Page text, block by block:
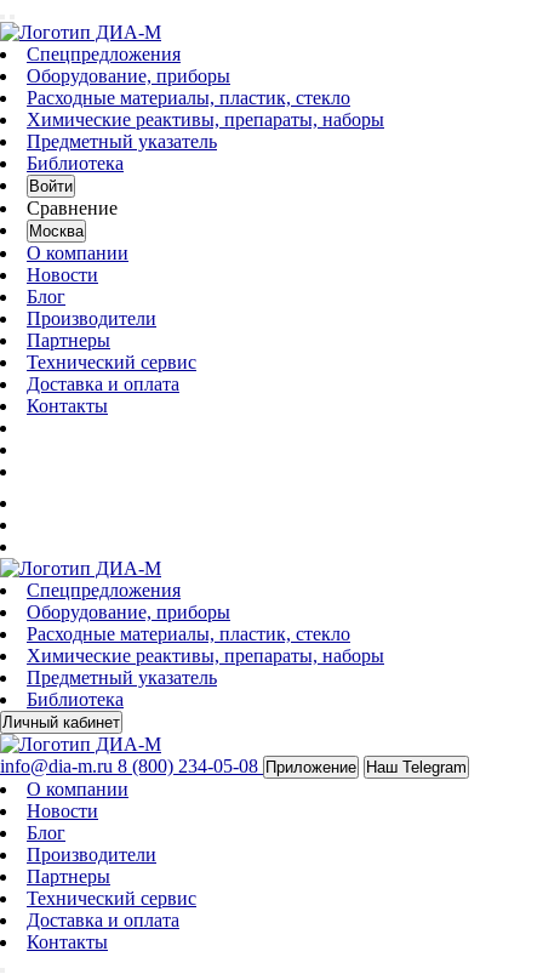
Спецпредложения
Оборудование, приборы
Расходные материалы, пластик, стекло
Химические реактивы, препараты, наборы
Предметный указатель
Библиотека
Войти
Сравнение
Москва
О компании
Новости
Блог
Производители
Партнеры
Технический сервис
Доставка и оплата
Контакты
Спецпредложения
Оборудование, приборы
Расходные материалы, пластик, стекло
Химические реактивы, препараты, наборы
Предметный указатель
Библиотека
Личный кабинет
info@dia-m.ru 8 (800) 234-05-08 Приложение Наш Telegram
О компании
Новости
Блог
Производители
Партнеры
Технический сервис
Доставка и оплата
Контакты